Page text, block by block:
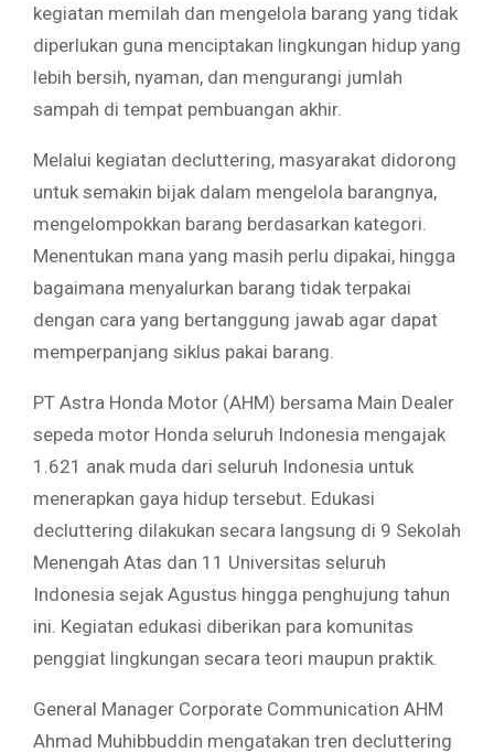
kegiatan memilah dan mengelola barang yang tidak
diperlukan guna menciptakan lingkungan hidup yang
lebih bersih, nyaman, dan mengurangi jumlah
sampah di tempat pembuangan akhir.
Melalui kegiatan decluttering, masyarakat didorong
untuk semakin bijak dalam mengelola barangnya,
mengelompokkan barang berdasarkan kategori.
Menentukan mana yang masih perlu dipakai, hingga
bagaimana menyalurkan barang tidak terpakai
dengan cara yang bertanggung jawab agar dapat
memperpanjang siklus pakai barang.
PT Astra Honda Motor (AHM) bersama Main Dealer
sepeda motor Honda seluruh Indonesia mengajak
1.621 anak muda dari seluruh Indonesia untuk
menerapkan gaya hidup tersebut. Edukasi
decluttering dilakukan secara langsung di 9 Sekolah
Menengah Atas dan 11 Universitas seluruh
Indonesia sejak Agustus hingga penghujung tahun
ini. Kegiatan edukasi diberikan para komunitas
penggiat lingkungan secara teori maupun praktik.
General Manager Corporate Communication AHM
Ahmad Muhibbuddin mengatakan tren decluttering